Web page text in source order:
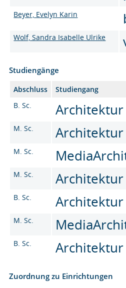
Beyer, Evelyn Karin
Wolf, Sandra Isabelle Ulrike
Studiengänge
Abschluss
Studiengang
B. Sc.
Architektur
M. Sc. Architektur
M. Sc.
M. Sc. Architektur
B. Sc. Architektur
M. Sc.
B. Sc. Architektur
Zuordnung zu Einrichtungen